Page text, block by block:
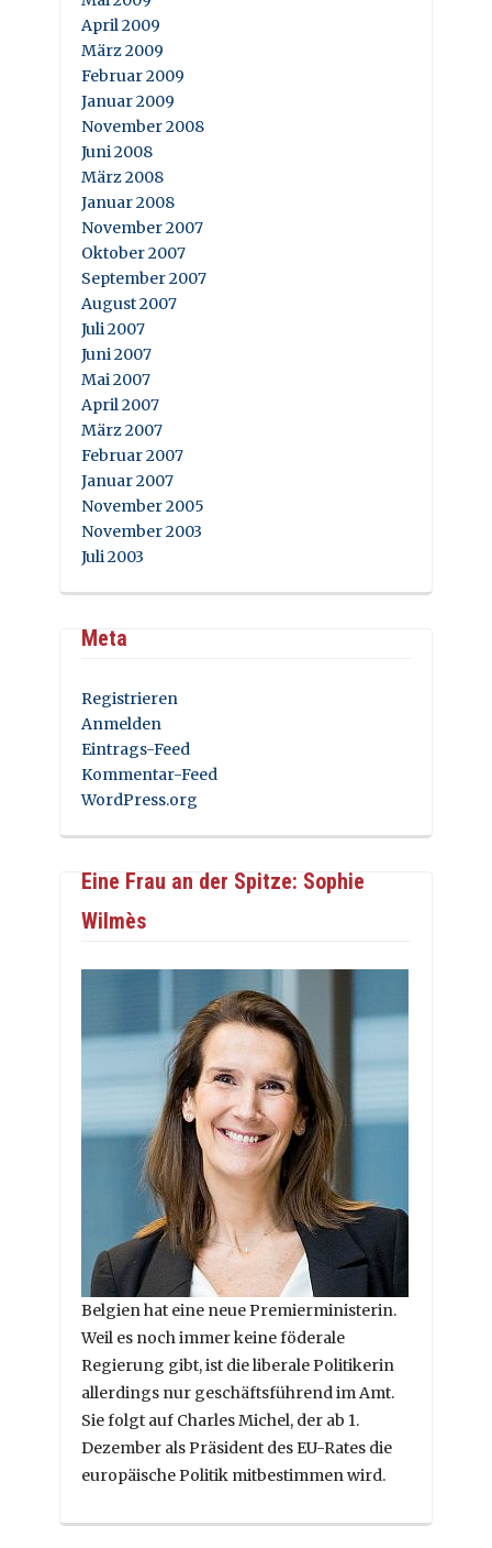
April 2009
März 2009
Februar 2009
Januar 2009
November 2008
Juni 2008
März 2008
Januar 2008
November 2007
Oktober 2007
September 2007
August 2007
Juli 2007
Juni 2007
Mai 2007
April 2007
März 2007
Februar 2007
Januar 2007
November 2005
November 2003
Juli 2003
Meta
Registrieren
Anmelden
Eintrags-Feed
Kommentar-Feed
WordPress.org
Eine Frau an der Spitze: Sophie
Wilmès
Belgien hat eine neue Premierministerin.
Weil es noch immer keine föderale
Regierung gibt, ist die liberale Politikerin
allerdings nur geschäftsführend im Amt.
Sie folgt auf Charles Michel, der ab 1.
Dezember als Präsident des EU-Rates die
europäische Politik mitbestimmen wird.